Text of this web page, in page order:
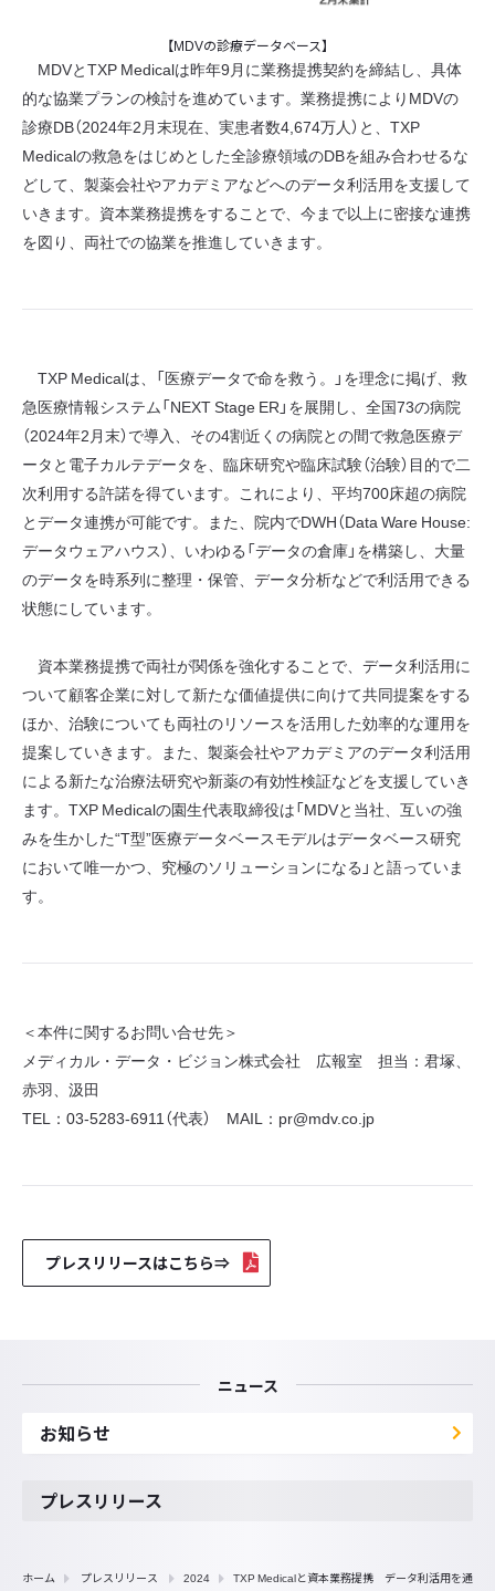
【MDVの診療データベース】
MDVとTXP Medicalは昨年9月に業務提携契約を締結し、具体
的な協業プランの検討を進めています。業務提携によりMDVの
診療DB（2024年2月末現在、実患者数4,674万人）と、TXP
Medicalの救急をはじめとした全診療領域のDBを組み合わせるな
どして、製薬会社やアカデミアなどへのデータ利活用を支援して
いきます。資本業務提携をすることで、今まで以上に密接な連携
を図り、両社での協業を推進していきます。
TXP Medicalは、「医療データで命を救う。」を理念に掲げ、救
急医療情報システム「NEXT Stage ER」を展開し、全国73の病院
（2024年2月末）で導入、その4割近くの病院との間で救急医療デ
ータと電子カルテデータを、臨床研究や臨床試験（治験）目的で二
次利用する許諾を得ています。これにより、平均700床超の病院
とデータ連携が可能です。また、院内でDWH（Data Ware House:
データウェアハウス）、いわゆる「データの倉庫」を構築し、大量
のデータを時系列に整理・保管、データ分析などで利活用できる
状態にしています。
資本業務提携で両社が関係を強化することで、データ利活用に
ついて顧客企業に対して新たな価値提供に向けて共同提案をする
ほか、治験についても両社のリソースを活用した効率的な運用を
提案していきます。また、製薬会社やアカデミアのデータ利活用
による新たな治療法研究や新薬の有効性検証などを支援していき
ます。TXP Medicalの園生代表取締役は「MDVと当社、互いの強
みを生かした“T型”医療データベースモデルはデータベース研究
において唯一かつ、究極のソリューションになる」と語っていま
す。
＜本件に関するお問い合せ先＞
メディカル・データ・ビジョン株式会社 広報室 担当：君塚、
赤羽、汲田
TEL：03-5283-6911（代表） MAIL：pr@mdv.co.jp
プレスリリースはこちら⇒
ニュース
お知らせ
プレスリリース
ホーム プレスリリース 2024
TXP Medicalと資本業務提携 データ利活用を通